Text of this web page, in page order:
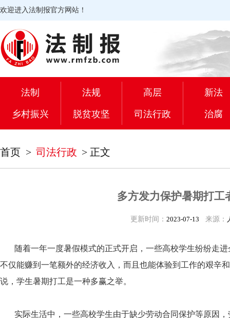
欢迎进入法制报官方网站！
法制 法规 高层 新法
乡村振兴 脱贫攻坚 司法行政 治腐
首页 > 司法行政 > 正文
多方发力保护暑期打工
更新时间： 2023-07-13 来源：
随着一年一度暑假模式的正式开启，一些高校学生纷纷走进
不仅能赚到一笔额外的经济收入，而且也能体验到工作的艰辛
说，学生暑期打工是一种多赢之举。
实际生活中，一些高校学生由于缺少劳动合同保护等原因，